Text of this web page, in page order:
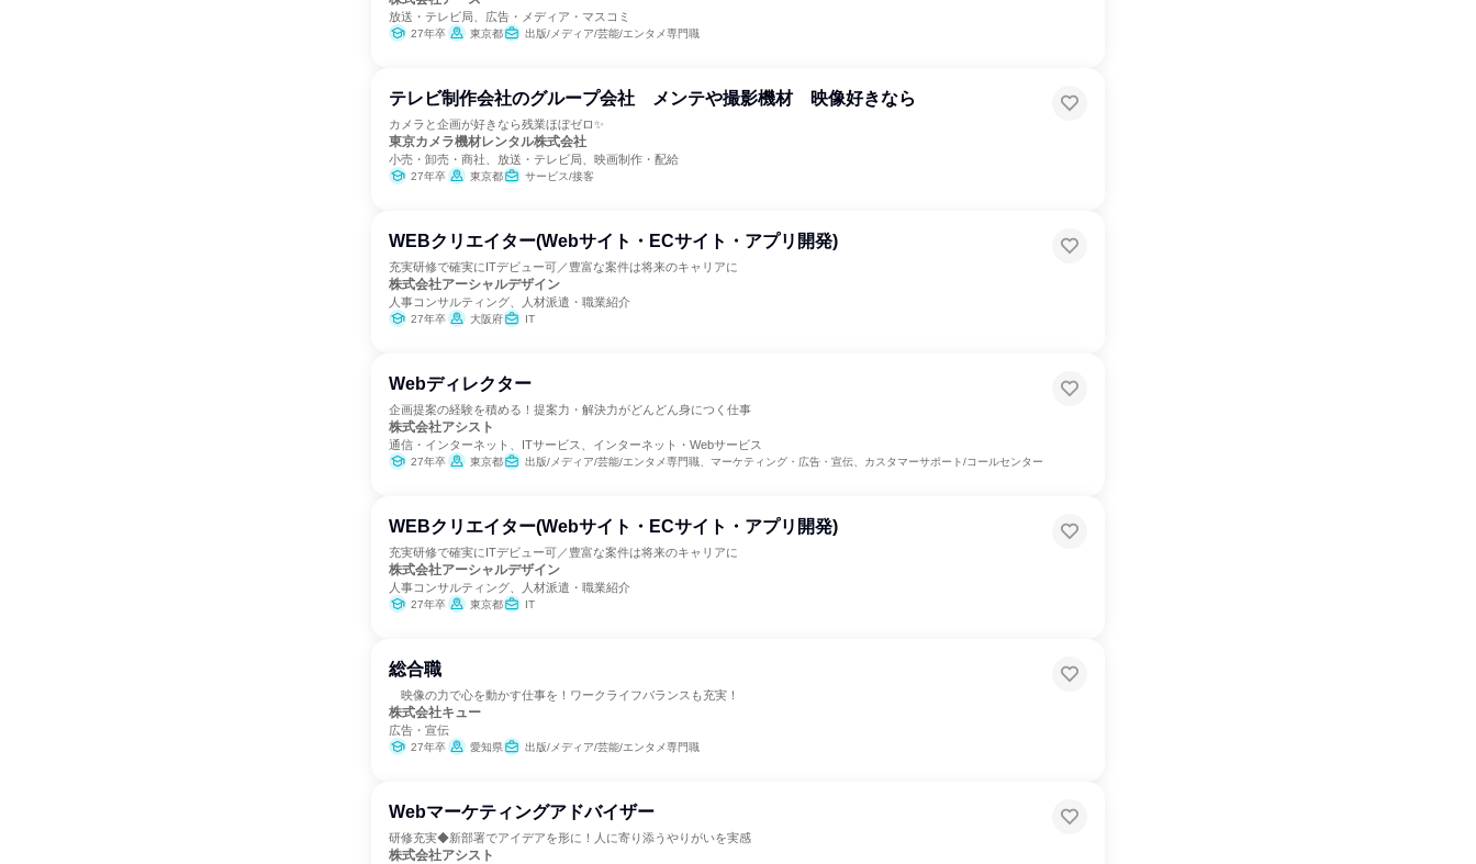
放送・テレビ局、広告・メディア・マスコミ
27年卒 東京都 出版/メディア/芸能/エンタメ専門職
テレビ制作会社のグループ会社 メンテや撮影機材 映像好きなら
カメラと企画が好きなら残業ほぼゼロ✨
東京カメラ機材レンタル株式会社
小売・卸売・商社、放送・テレビ局、映画制作・配給
27年卒 東京都 サービス/接客
WEBクリエイター(Webサイト・ECサイト・アプリ開発)
充実研修で確実にITデビュー可／豊富な案件は将来のキャリアに
株式会社アーシャルデザイン
人事コンサルティング、人材派遣・職業紹介
27年卒 大阪府 IT
Webディレクター
企画提案の経験を積める！提案力・解決力がどんどん身につく仕事
株式会社アシスト
通信・インターネット、ITサービス、インターネット・Webサービス
27年卒 東京都 出版/メディア/芸能/エンタメ専門職、マーケティング・広告・宣伝、カスタマーサポート/コールセンター
WEBクリエイター(Webサイト・ECサイト・アプリ開発)
充実研修で確実にITデビュー可／豊富な案件は将来のキャリアに
株式会社アーシャルデザイン
人事コンサルティング、人材派遣・職業紹介
27年卒 東京都 IT
総合職
映像の力で心を動かす仕事を！ワークライフバランスも充実！
株式会社キュー
広告・宣伝
27年卒 愛知県 出版/メディア/芸能/エンタメ専門職
Webマーケティングアドバイザー
研修充実◆新部署でアイデアを形に！人に寄り添うやりがいを実感
株式会社アシスト